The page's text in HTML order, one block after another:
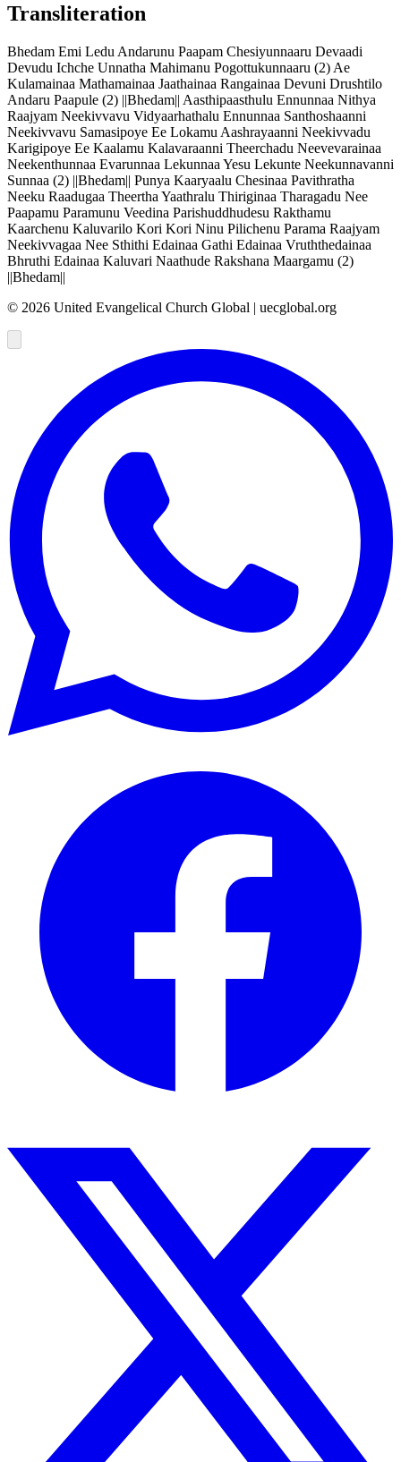
Transliteration
Bhedam Emi Ledu Andarunu Paapam Chesiyunnaaru Devaadi
Devudu Ichche Unnatha Mahimanu Pogottukunnaaru (2) Ae
Kulamainaa Mathamainaa Jaathainaa Rangainaa Devuni Drushtilo
Andaru Paapule (2) ||Bhedam|| Aasthipaasthulu Ennunnaa Nithya
Raajyam Neekivvavu Vidyaarhathalu Ennunnaa Santhoshaanni
Neekivvavu Samasipoye Ee Lokamu Aashrayaanni Neekivvadu
Karigipoye Ee Kaalamu Kalavaraanni Theerchadu Neevevarainaa
Neekenthunnaa Evarunnaa Lekunnaa Yesu Lekunte Neekunnavanni
Sunnaa (2) ||Bhedam|| Punya Kaaryaalu Chesinaa Pavithratha
Neeku Raadugaa Theertha Yaathralu Thiriginaa Tharagadu Nee
Paapamu Paramunu Veedina Parishuddhudesu Rakthamu
Kaarchenu Kaluvarilo Kori Kori Ninu Pilichenu Parama Raajyam
Neekivvagaa Nee Sthithi Edainaa Gathi Edainaa Vruththedainaa
Bhruthi Edainaa Kaluvari Naathude Rakshana Maargamu (2)
||Bhedam||
© 2026 United Evangelical Church Global | uecglobal.org